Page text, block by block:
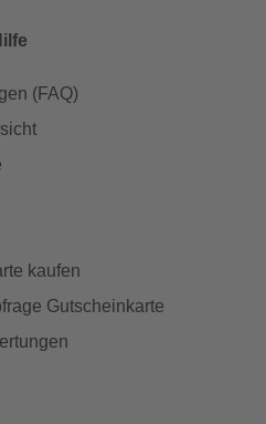
(FAQ)
kaufen
Gutscheinkarte